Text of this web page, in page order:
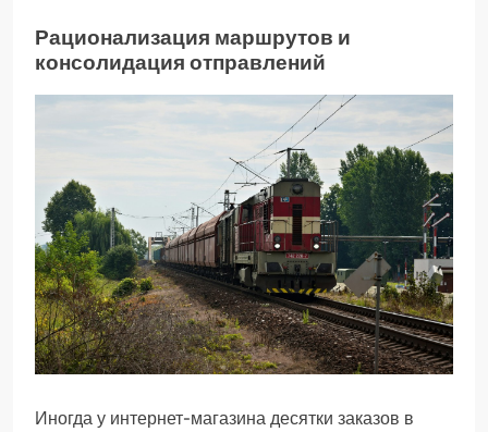
Рационализация маршрутов и
консолидация отправлений
Иногда у интернет-магазина десятки заказов в